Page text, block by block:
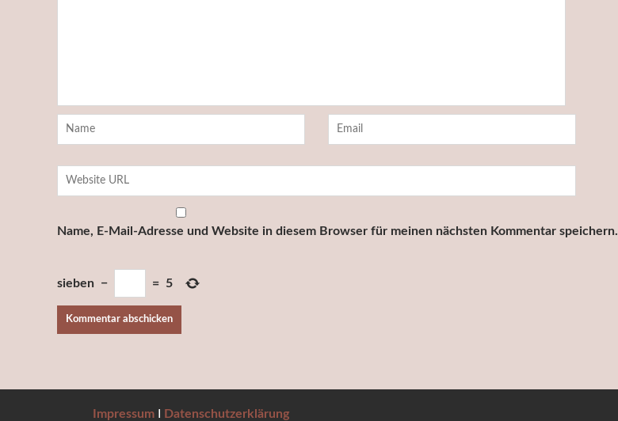
Name, E-Mail-Adresse und Website in diesem Browser für meinen nächsten Kommentar speichern.
sieben − = 5
Impressum Datenschutzerklärung